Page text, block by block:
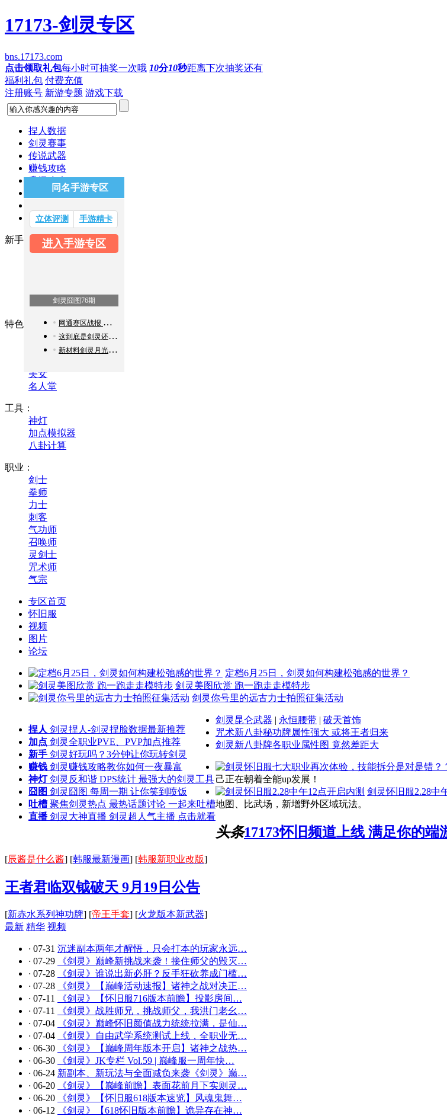
17173-剑灵专区
bns.17173.com
点击领取礼包每小时可抽奖一次哦 10分10秒距离下次抽奖还有
福利礼包 付费充值
注册账号 新游专题 游戏下载
捏人数据
剑灵赛事
传说武器
赚钱攻略
升级攻略
装备成长
南天国更新
新手：
新手必看
PVP教学
特色：
新视界
囧图
美女
名人堂
工具：
神灯
加点模拟器
八卦计算
职业：
剑士
拳师
力士
刺客
气功师
召唤师
灵剑士
咒术师
气宗
专区首页
怀旧服
视频
图片
论坛
定档6月25日，剑灵如何构建松弛感的世界？
剑灵美图欣赏 跑一跑走走模特步
剑灵你号里的远古力士拍照征集活动
捏人 剑灵捏人-剑灵捏脸数据最新推荐
加点 剑灵全职业PVE、PVP加点推荐
新手 剑灵好玩吗？3分钟让你玩转剑灵
赚钱 剑灵赚钱攻略教你如何一夜暴富
神灯 剑灵反和谐 DPS统计 最强大的剑灵工具
囧图 剑灵囧图 每周一期 让你笑到喷饭
吐槽 聚焦剑灵热点 最热话题讨论 一起来吐槽
直播 剑灵大神直播 剑灵超人气主播 点击就看
剑灵昆仑武器 | 永恒腰带 | 破天首饰
咒术新八卦秘功牌属性强大 或将王者归来
剑灵新八卦牌各职业属性图 竟然差距大
己正在朝着全能up发展！
剑灵怀旧服2.28中
地图、比武场，新增野外区域玩法。
头条17173怀旧频道上线 满足你的端
[辰酱是什么酱] [韩服最新漫画] [韩服新职业改版]
王者君临双钺破天 9月19日公告
[新赤水系列神功牌] [帝王手套] [火龙版本新武器]
最新 精华 视频
· 07-31 沉迷副本两年才醒悟，只会打本的玩家永远…
· 07-29
《剑灵》巅峰新挑战来袭！接住师父的毁灭…
· 07-28
《剑灵》谁说出新必肝？反手狂砍养成门槛…
· 07-28
《剑灵》【巅峰活动速报】诸神之战对决正…
· 07-11
《剑灵》【怀旧服716版本前瞻】投影房间…
· 07-11
《剑灵》战胜师兄，挑战师父，我洪门老幺…
· 07-04
《剑灵》巅峰怀旧颜值战力统统拉满，是仙…
· 07-04
《剑灵》自由武学系统测试上线，全职业无…
· 06-30
《剑灵》【巅峰周年版本开启】诸神之战热…
· 06-30
《剑灵》JK专栏 Vol.59 | 巅峰服一周年快…
· 06-24 新副本、新玩法与全面减负来袭《剑灵》巅…
· 06-20
《剑灵》【巅峰前瞻】表面花前月下实则灵…
· 06-20
《剑灵》【怀旧服618版本速览】风魂鬼舞…
· 06-12
《剑灵》【618怀旧版本前瞻】诡异存在神…
同名手游专区
立体评测 手游精卡
进入手游专区
剑灵囧图76期
网通赛区战报 今日32强决出对阵表
这到底是剑灵还是LOL
新材料剑灵月光粉获取方式